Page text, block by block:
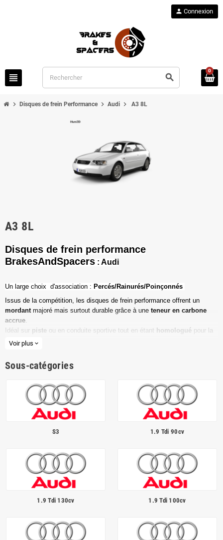
view_headline search
person Connexion
0
chevron_right Disques de frein Performance chevron_right Audi chevron_right A3 8L
A3 8L
Disques de frein performance
BrakesAndSpacers : Audi
Un l arge choix d'association : Percés/Rainurés/Poinçonnés
Issus de la compétition, les disques de frein performance offrent un
mordant majoré mais surtout durable grâce à une teneur en carbone
accrue.
Idéal sur piste ou en conduite sportive tout en étant homologué pour la
route ouverte.
Vendu par paire
Valeur de friction maximale
Dimensions d'origine respectées
Homologué pour le contrôle technique
Voir plus expand_more
Sous-catégories
S3 1.9 Tdi 90cv
1.9 Tdi 130cv 1.9 Tdi 100cv